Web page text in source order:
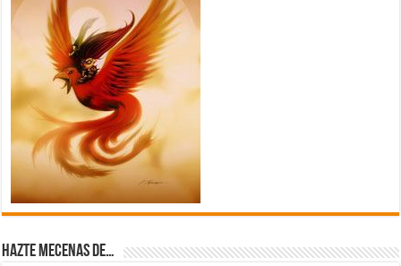
Hazte Mecenas de…